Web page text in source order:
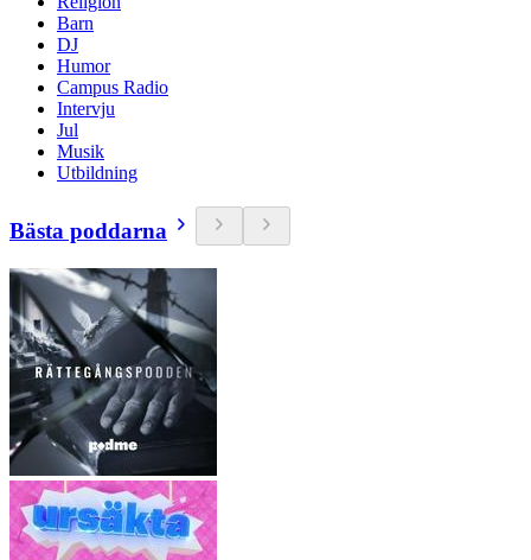
Barn
DJ
Humor
Campus Radio
Intervju
Jul
Musik
Utbildning
Bästa poddarna